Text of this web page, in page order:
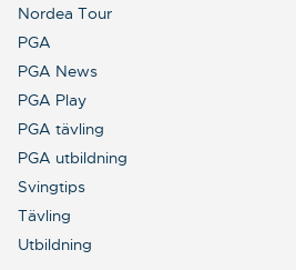
Nordea Tour
PGA
PGA News
PGA Play
PGA tävling
PGA utbildning
Svingtips
Tävling
Utbildning